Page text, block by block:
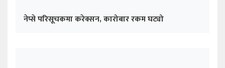
नेप्से परिसूचकमा करेक्सन, कारोबार रकम घट्यो